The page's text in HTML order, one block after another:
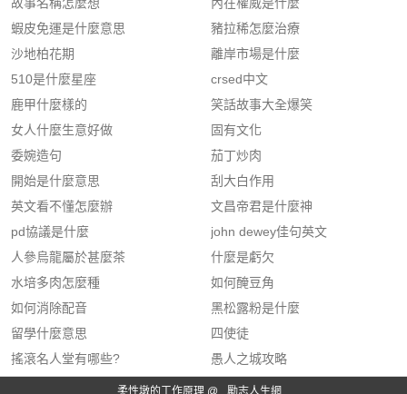
蝦皮免運是什麼意思
沙地柏花期
510是什麼星座
鹿甲什麼樣的
女人什麼生意好做
委婉造句
開始是什麼意思
英文看不懂怎麼辦
pd協議是什麼
人參烏龍屬於甚麼茶
水培多肉怎麼種
如何消除配音
留學什麼意思
搖滾名人堂有哪些?
豬拉稀怎麼治療
離岸市場是什麼
crsed中文
笑話故事大全爆笑
固有文化
茄丁炒肉
刮大白作用
文昌帝君是什麼神
john dewey佳句英文
什麼是虧欠
如何醃豆角
黑松露粉是什麼
四使徒
愚人之城攻略
柔性墩的工作原理 @ 勵志人生網